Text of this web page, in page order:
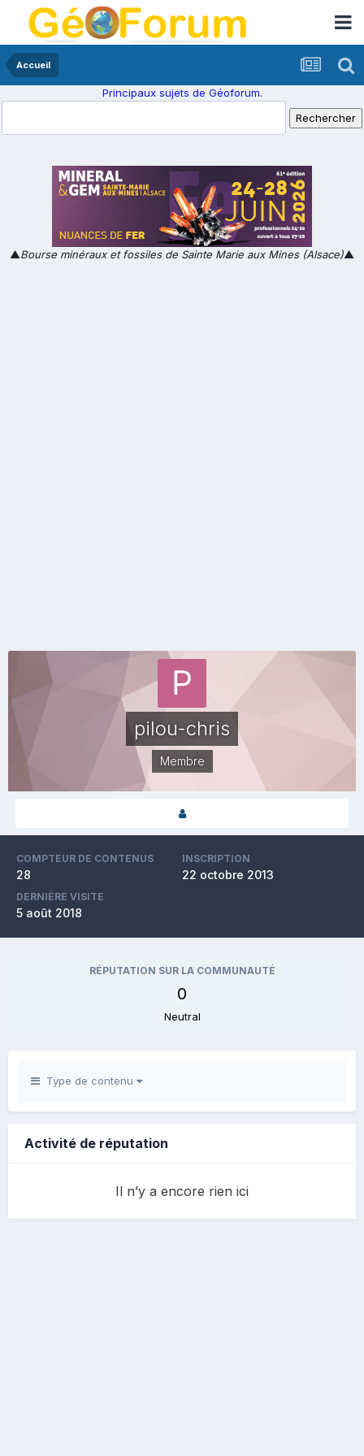
Accueil
Principaux sujets de Géoforum.
▲Bourse minéraux et fossiles de Sainte Marie aux Mines (Alsace)▲
pilou-chris
Membre
COMPTEUR DE CONTENUS
28
INSCRIPTION
22 octobre 2013
DERNIÈRE VISITE
5 août 2018
RÉPUTATION SUR LA COMMUNAUTÉ
0
Neutral
Type de contenu
Activité de réputation
Il n’y a encore rien ici